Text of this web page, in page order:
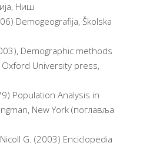
Ниш
Demogeografija, Školska
Demographic methods
University press,
Population Analysis in
New York (поглавља
G. (2003) Enciclopedia